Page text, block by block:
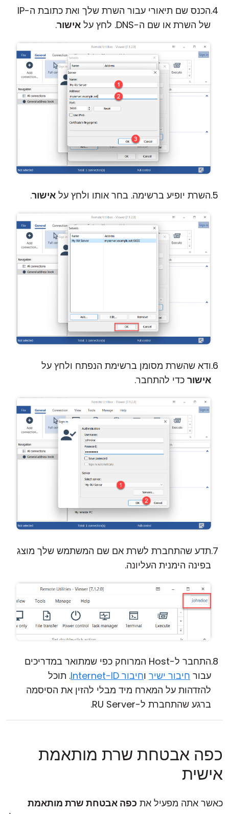
הכנס שם תיאורי עבור השרת שלך ואת כתובת ה-IP
של השרת או שם ה-DNS. לחץ על
אישור.
השרת יופיע ברשימה. בחר אותו ולחץ על אישור.
ודא שהשרת מסומן ברשימת הנפתח ולחץ על
אישור כדי להתחבר.
תדע שהתחברת לשרת אם שם המשתמש שלך מוצג
בפינה הימנית העליונה.
התחבר ל-Host המרוחק כפי שמתואר במדריכים
עבור חיבור ישיר וחיבור Internet-ID
. תוכל
להזדהות על המארח מיד מבלי להזין את הסיסמה
ברגע שהתחברת ל-RU Server.
כפה אבטחת שרת מותאמת
אישית
כאשר אתה מפעיל את כפה אבטחת שרת מותאמת